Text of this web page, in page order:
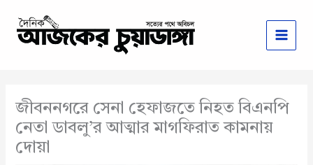
content
জীবননগরে সেনা হেফাজতে নিহত বিএনপি
নেতা ডাবলু’র আত্মার মাগফিরাত কামনায়
দোয়া